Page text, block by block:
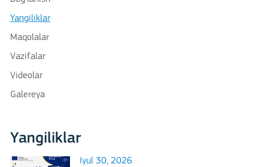
Yangiliklar
Maqolalar
Vazifalar
Videolar
Galereya
Yangiliklar
Iyul 30, 2026